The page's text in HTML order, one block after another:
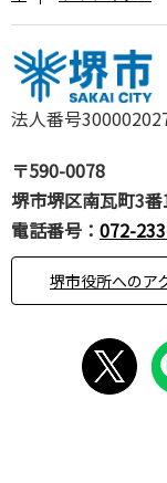
法人番号
〒590-0078
堺市堺区南瓦町3
電話番号： 072-
堺市役所へのア